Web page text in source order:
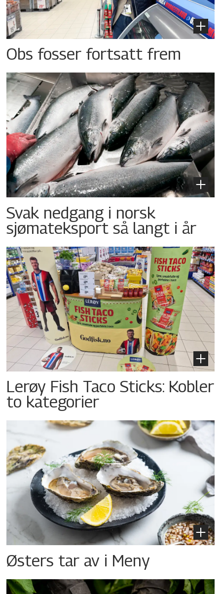
Obs fosser fortsatt frem
Svak nedgang i norsk
sjømateksport så langt i år
Lerøy Fish Taco Sticks: Kobler
to kategorier
Østers tar av i Meny